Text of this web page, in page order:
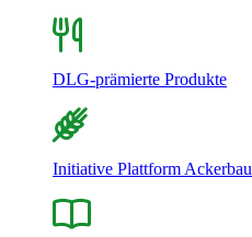
DLG-prämierte Produkte
Initiative Plattform Ackerbau